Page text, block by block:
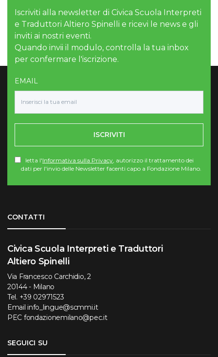
Iscriviti alla newsletter di Civica Scuola Interpreti
e Traduttori Altiero Spinelli e ricevi le news e gli
inviti ai nostri eventi.
Quando invii il modulo, controlla la tua inbox
per confermare l'iscrizione.
EMAIL
ISCRIVITI
letta l'Informativa sulla Privacy, autorizzo il trattamento dei
dati per l'invio delle Newsletter facenti capo a Fondazione Milano.
CONTATTI
Civica Scuola Interpreti e Traduttori
Altiero Spinelli
Via Francesco Carchidio, 2
20144 - Milano
Tel. +39 02971523
Email info_lingue@scmmi.it
PEC fondazionemilano@pec.it
SEGUICI SU